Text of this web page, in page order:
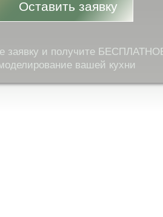
Оставить заявку
заявку и получите
вашей кухни